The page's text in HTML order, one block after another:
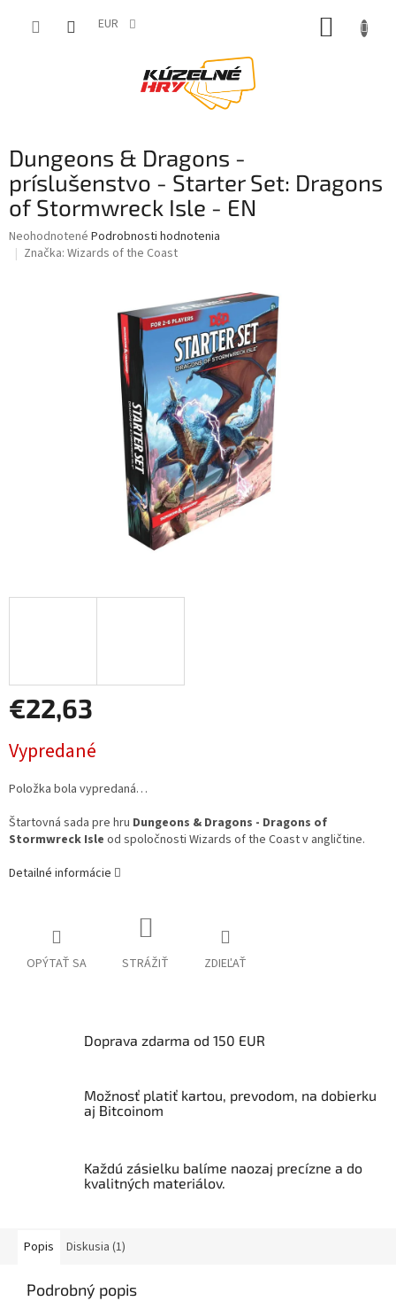
EUR
Dungeons & Dragons -
príslušenstvo - Starter Set: Dragons
of Stormwreck Isle - EN
Priemerné
hodnotenie
Neohodnotené Podrobnosti hodnotenia
Značka: Wizards of the Coast
€22,63
cena:
Vypredané
Položka bola vypredaná…
Štartovná sada pre hru Dungeons & Dragons - Dragons of
Stormwreck Isle od spoločnosti Wizards of the Coast v angličtine.
Detailné informácie
OPÝTAŤ SA STRÁŽIŤ ZDIEĽAŤ
Doprava zdarma od 150 EUR
Možnosť platiť kartou, prevodom, na dobierku
aj Bitcoinom
Každú zásielku balíme naozaj precízne a do
kvalitných materiálov.
Popis Diskusia (1)
Podrobný popis